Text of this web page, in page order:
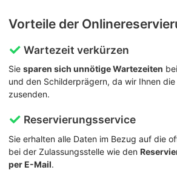
Vorteile der
Wartezeit verkürzen
Sie sparen sich unnötige Wartezeiten
und den Schilderprägern, da wir Ihnen die
zusenden.
Reservierungsservice
Sie erhalten alle Daten im Bezug auf die
bei der Zulassungsstelle wie den
per E-Mail.